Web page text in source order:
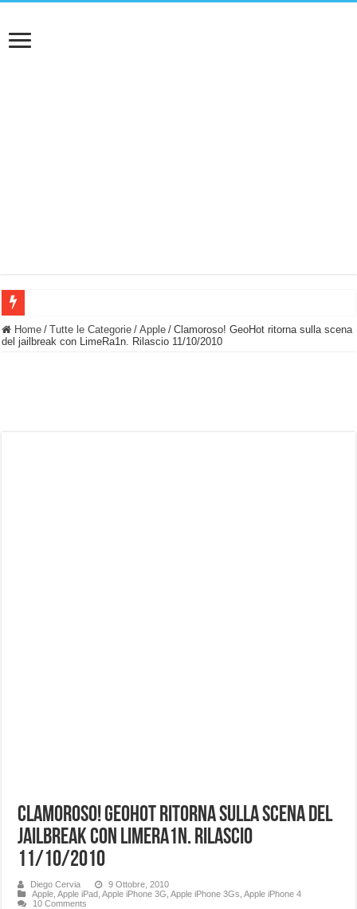
BASTA FATICARE! Questo robot tagliaerba lo appoggi e fa tutto lui! (Senza
Home / Tutte le Categorie / Apple / Clamoroso! GeoHot ritorna sulla scena
del jailbreak con LimeRa1n. Rilascio 11/10/2010
Clamoroso! GeoHot ritorna sulla scena del
jailbreak con LimeRa1n. Rilascio
11/10/2010
Diego Cervia
9 Ottobre, 2010
Apple ,Apple iPad ,Apple iPhone 3G ,Apple iPhone 3Gs ,Apple iPhone 4
10 Comments